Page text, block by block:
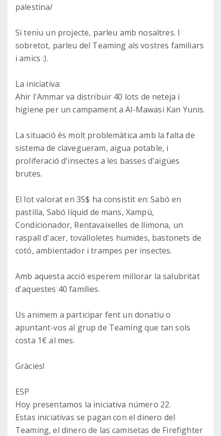
palestina/
Si teniu un projecte, parleu amb nosaltres. I
sobretot, parleu del Teaming als vostres familiars
i amics :).
La iniciativa:
Ahir l'Ammar va distribuïr 40 lots de neteja i
higiene per un campament a Al-Mawasi Kan Yunis.
La situació és molt problemàtica amb la falta de
sistema de clavegueram, aigua potable, i
proliferació d'insectes a les basses d'aigües
brutes.
El lot valorat en 35$ ha consistit en: Sabó en
pastilla, Sabó líquid de mans, Xampú,
Condicionador, Rentavaixelles de llimona, un
raspall d'acer, tovalloletes humides, bastonets de
cotó, ambientador i trampes per insectes.
Amb aquesta acció esperem millorar la salubritat
d'aquestes 40 famílies.
Us animem a participar fent un donatiu o
apuntant-vos al grup de Teaming que tan sols
costa 1€ al mes.
Gràcies!
ESP
Hoy presentamos la iniciativa número 22.
Estas iniciativas se pagan con el dinero del
Teaming, el dinero de las camisetas de Firefighter